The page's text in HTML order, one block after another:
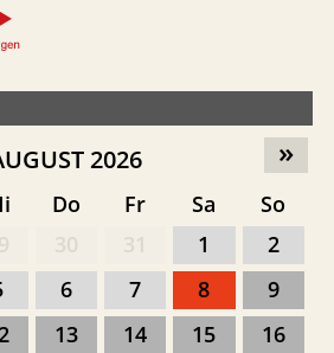
»
2026
Do Fr Sa
So
1
2
6 7 8
9
13 14 15
16